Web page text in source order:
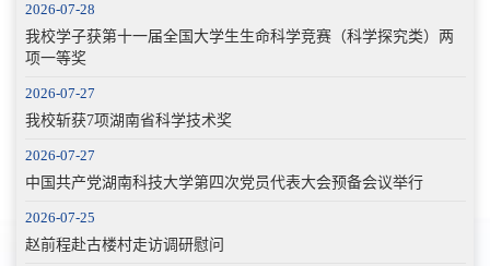
2026-07-28
我校学子获第十一届全国大学生生命科学竞赛（科学探究类）两
项一等奖
2026-07-27
我校斩获7项湖南省科学技术奖
2026-07-27
中国共产党湖南科技大学第四次党员代表大会预备会议举行
2026-07-25
赵前程赴古楼村走访调研慰问